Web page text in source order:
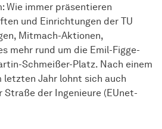
Wie immer präsentieren
und Einrichtungen der TU
Mitmach-Aktionen,
mehr rund um die Emil-Figge-
Schmeißer-Platz. Nach einem
Jahr lohnt sich auch
Straße der Ingenieure (EUnet-